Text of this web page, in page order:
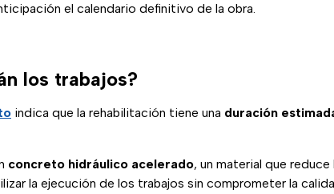
el calendario definitivo de la obra.
los trabajos?
indica que la rehabilitación tiene una duración
concreto hidráulico acelerado, un material que reduce
la ejecución de los trabajos sin comprometer la